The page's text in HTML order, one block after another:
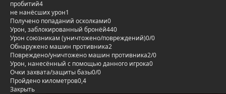
пробитий4
не нанёсших урон1
Получено попаданий осколками0
Урон, заблокированный бронёй440
Урон союзникам (уничтожено/повреждений)0/0
Обнаружено машин противника2
Повреждено/уничтожено машин противника2/0
Урон, нанесённый с помощью данного игрока0
Очки захвата/защиты базы0/0
Пройдено километров0,4
Закрыть